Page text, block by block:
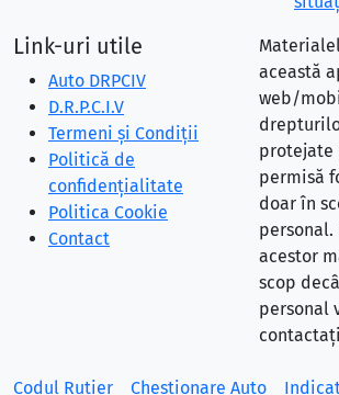
Link-uri utile
Auto DRPCIV
D.R.P.C.I.V
Termeni și Condiții
Politică de
confidențialitate
Politica Cookie
Contact
această
web/
protejate
permisă
doar în
personal.
acestor
scop
personal
Codul Rutier Chestionare Auto